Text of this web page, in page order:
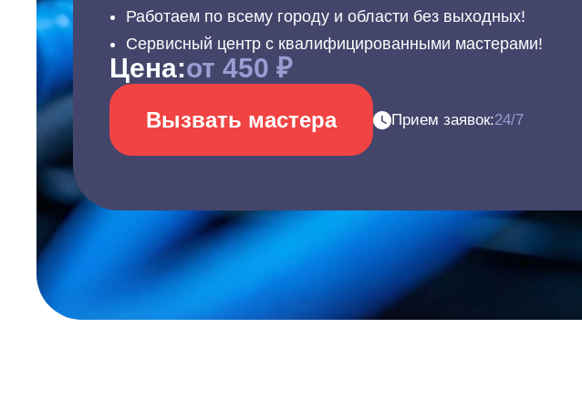
Работаем по всему городу и области без выходных!
Сервисный центр с квалифицированными мастерами!
Цена:от 450 ₽
Вызвать мастера Прием заявок:24/7